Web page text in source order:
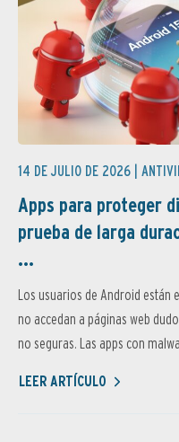
14 DE JULIO DE 2026 |
Apps para proteger
prueba de larga
...
Los usuarios de Android están
no accedan a páginas web
no seguras. Las apps con
LEER ARTÍCULO